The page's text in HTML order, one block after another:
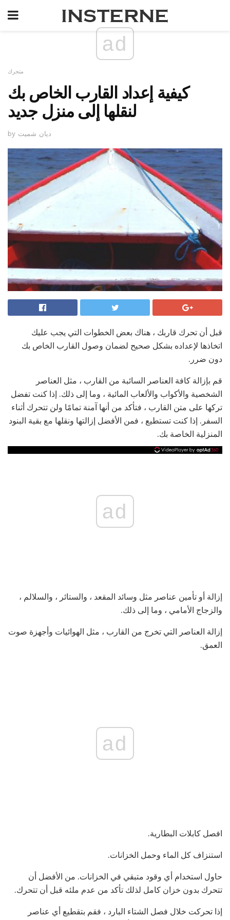
ad
متحرك
كيفية إعداد القارب الخاص بك
لنقلها إلى منزل جديد
by ديان شميت
قبل أن تحرك قاربك ، هناك بعض الخطوات التي يجب عليك
اتخاذها لإعداده بشكل صحيح لضمان وصول القارب الخاص بك
دون ضرر.
قم بإزالة كافة العناصر السائبة من القارب ، مثل العناصر
الشخصية والأكواب والألعاب المائية ، وما إلى ذلك. إذا كنت تفضل
تركها على متن القارب ، فتأكد من أنها آمنة تمامًا ولن تتحرك أثناء
السفر. إذا كنت تستطيع ، فمن الأفضل إزالتها ونقلها مع بقية البنود
المنزلية الخاصة بك.
ad
إزالة أو تأمين عناصر مثل وسائد المقعد ، والستائر ، والسلالم ،
والزجاج الأمامي ، وما إلى ذلك.
إزالة العناصر التي تخرج من القارب ، مثل الهوائيات وأجهزة صوت
العمق.
ad
افصل كابلات البطارية.
استنزاف كل الماء وحمل الخزانات.
حاول استخدام أي وقود متبقي في الخزانات. من الأفضل أن
تتحرك بدون خزان كامل لذلك تأكد من عدم ملئه قبل أن تتحرك.
إذا تحركت خلال فصل الشتاء البارد ، فقم بتقطيع أي عناصر